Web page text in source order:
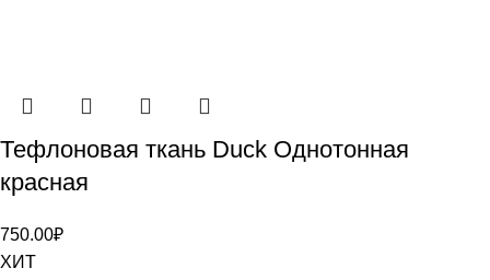
Тефлоновая ткань Duck Однотонная
красная
750.00₽
ХИТ